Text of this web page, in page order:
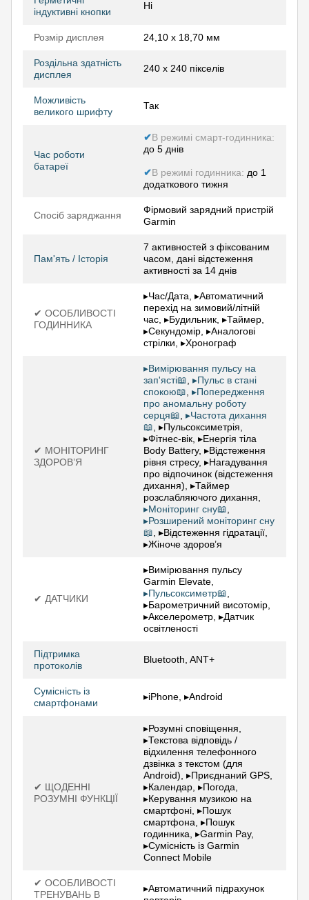
індуктивні кнопки
Ні
Розмір дисплея 24,10 x 18,70 мм
Роздільна здатність
дисплея
240 x 240 пікселів
Можливість
великого шрифту
Так
Час роботи
батареї
✔В режимі смарт-годинника:
до 5 днів
✔В режимі годинника: до 1
додаткового тижня
Спосіб заряджання
Фірмовий зарядний пристрій
Garmin
Пам'ять / Історія
7 активностей з фіксованим
часом, дані відстеження
активності за 14 днів
✔ ОСОБЛИВОСТІ
ГОДИННИКА
▸Час/Дата, ▸Автоматичний
перехід на зимовий/літній
час, ▸Будильник, ▸Таймер,
▸Секундомір, ▸Аналогові
стрілки, ▸Хронограф
✔ МОНІТОРИНГ
ЗДОРОВ’Я
▸Вимірювання пульсу на
зап'ясті📖 ▸Пульс в стані
спокою📖 ▸Попередження
про аномальну роботу
серця📖 ▸Частота дихання
📖 , ▸Пульсоксиметрія,
▸Фітнес-вік, ▸Енергія тіла
Body Battery, ▸Відстеження
рівня стресу, ▸Нагадування
про відпочинок (відстеження
дихання), ▸Таймер
розслабляючого дихання,
▸Моніторинг сну📖
▸Розширений моніторинг сну
📖 , ▸Відстеження гідратації,
▸Жіноче здоров’я
✔ ДАТЧИКИ
▸Вимірювання пульсу
Garmin Elevate,
▸Пульсоксиметр📖
▸Барометричний висотомір,
▸Акселерометр, ▸Датчик
освітленості
Підтримка
протоколів
Bluetooth, ANT+
Сумісність із
смартфонами
▸iPhone, ▸Android
✔ ЩОДЕННІ
РОЗУМНІ ФУНКЦІЇ
▸Розумні сповіщення,
▸Текстова відповідь /
відхилення телефонного
дзвінка з текстом (для
Android), ▸Приєднаний GPS,
▸Календар, ▸Погода,
▸Керування музикою на
смартфоні, ▸Пошук
смартфона, ▸Пошук
годинника, ▸Garmin Pay,
▸Сумісність із Garmin
Connect Mobile
✔ ОСОБЛИВОСТІ
ТРЕНУВАНЬ В
▸Автоматичний підрахунок